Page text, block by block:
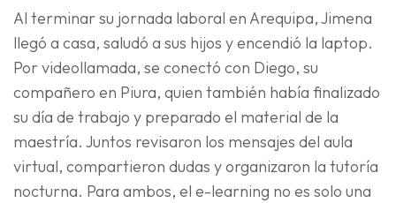
Al terminar su jornada laboral en Arequipa, Jimena
llegó a casa, saludó a sus hijos y encendió la laptop.
Por videollamada, se conectó con Diego, su
compañero en Piura, quien también había finalizado
su día de trabajo y preparado el material de la
maestría. Juntos revisaron los mensajes del aula
virtual, compartieron dudas y organizaron la tutoría
nocturna. Para ambos, el e-learning no es solo una